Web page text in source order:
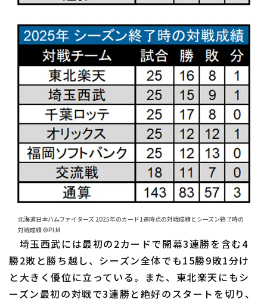
北海道日本ハムファイターズ 2025年のカード1週時点の対戦成績とシーズン終了時の
対戦成績 ©PLM
埼玉西武には最初の2カードで開幕3連勝を含む4
勝2敗と勝ち越し、シーズン全体でも15勝9敗1分け
と大きく優位に立っている。また、東北楽天にもシ
ーズン最初の対戦で3連勝と絶好のスタートを切り、